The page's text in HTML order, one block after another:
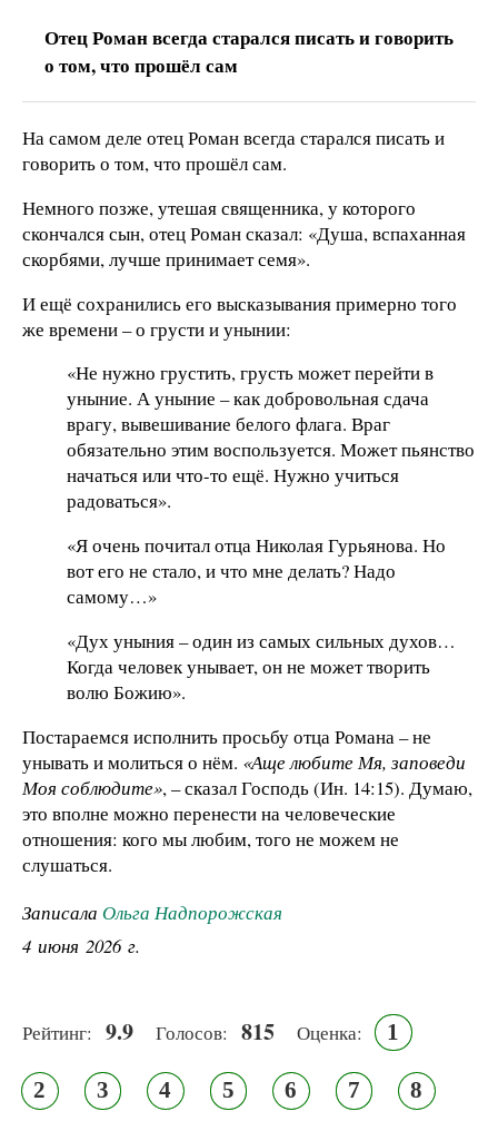
Отец Роман всегда старался писать и говорить
о том, что прошёл сам
На самом деле отец Роман всегда старался писать и
говорить о том, что прошёл сам.
Немного позже, утешая священника, у которого
скончался сын, отец Роман сказал: «Душа, вспаханная
скорбями, лучше принимает семя».
И ещё сохранились его высказывания примерно того
же времени – о грусти и унынии:
«Не нужно грустить, грусть может перейти в
уныние. А уныние – как добровольная сдача
врагу, вывешивание белого флага. Враг
обязательно этим воспользуется. Может пьянство
начаться или что-то ещё. Нужно учиться
радоваться».
«Я очень почитал отца Николая Гурьянова. Но
вот его не стало, и что мне делать? Надо
самому…»
«Дух уныния – один из самых сильных духов…
Когда человек унывает, он не может творить
волю Божию».
Постараемся исполнить просьбу отца Романа – не
унывать и молиться о нём. «Аще любите Мя, заповеди
Моя соблюдите», – сказал Господь (Ин. 14:15). Думаю,
это вполне можно перенести на человеческие
отношения: кого мы любим, того не можем не
слушаться.
Записала Ольга Надпорожская
4 июня 2026 г.
Рейтинг: 9.9 Голосов: 815 Оценка: 1
2 3 4 5 6 7 8